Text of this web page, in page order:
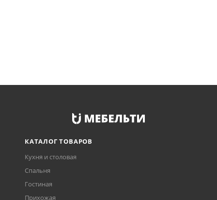
КАТАЛОГ ТОВАРОВ
Кухня и столовая
Спальня
Гостиная
Прихожая